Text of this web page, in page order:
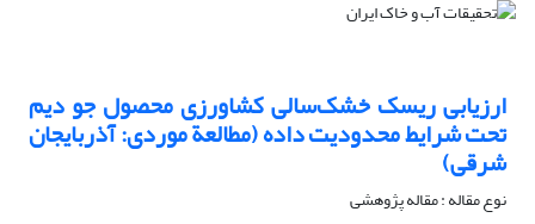
ارزیابی ریسک خشک‌سالی کشاورزی محصول جو دیم
تحت شرایط محدودیت داده (مطالعة موردی: آذربایجان
شرقی)
نوع مقاله : مقاله پژوهشی